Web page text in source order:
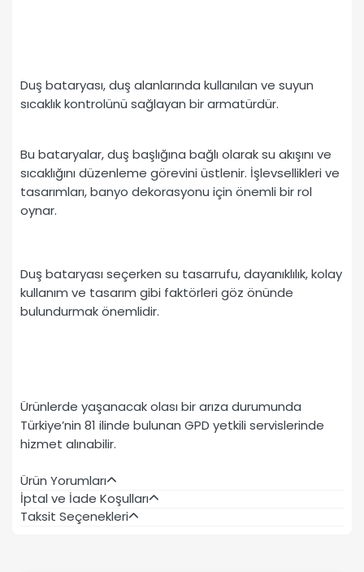
Duş bataryası, duş alanlarında kullanılan ve suyun
sıcaklık kontrolünü sağlayan bir armatürdür.
Bu bataryalar, duş başlığına bağlı olarak su akışını ve
sıcaklığını düzenleme görevini üstlenir. İşlevsellikleri ve
tasarımları, banyo dekorasyonu için önemli bir rol
oynar.
Duş bataryası seçerken su tasarrufu, dayanıklılık, kolay
kullanım ve tasarım gibi faktörleri göz önünde
bulundurmak önemlidir.
Ürünlerde yaşanacak olası bir arıza durumunda
Türkiye’nin 81 ilinde bulunan GPD yetkili servislerinde
hizmet alınabilir.
Ürün Yorumları
İptal ve İade Koşulları
Taksit Seçenekleri